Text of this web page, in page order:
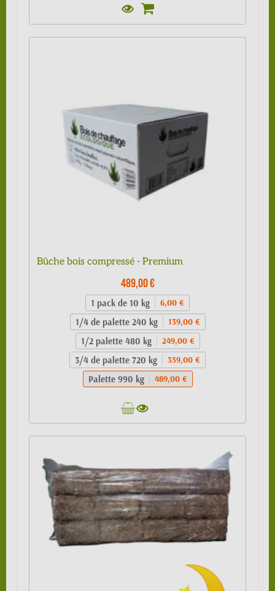
Bûche bois compressé - Premium
489,00 €
1 pack de 10 kg 6,00 €
1/4 de palette 240 kg 139,00 €
1/2 palette 480 kg 249,00 €
3/4 de palette 720 kg 359,00 €
Palette 990 kg 489,00 €